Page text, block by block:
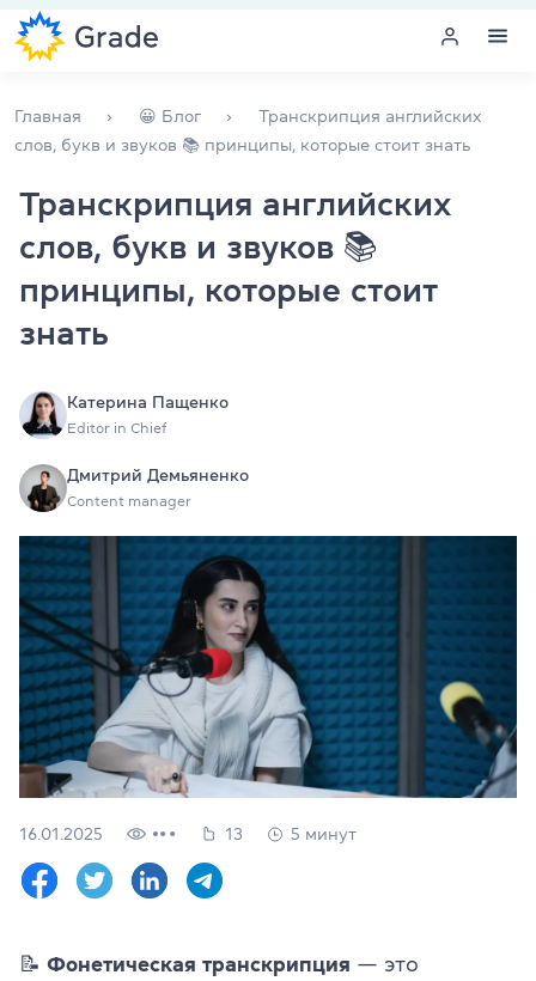
Обучение для преподавателей
Английский для компаний
Экзаменационный центр
Больше о нас
Проверить уровень
Оставить заявку
Язык сайта RU
(044) 580 11 00
(050) 580 11 00
(098) 580 11 00
Главная 😀 Блог
Транскрипция английских
слов, букв и звуков 📚 принципы, которые стоит знать
Транскрипция английских
слов, букв и звуков 📚
принципы, которые стоит
знать
Катерина Пащенко
Editor in Chief
Дмитрий Демьяненко
Content manager
16.01.2025 13 5 минут
📝 Фонетическая транскрипция — это